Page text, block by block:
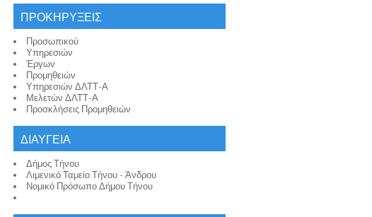
ΠΡΟΚΗΡΥΞΕΙΣ
Προσωπικού
Υπηρεσιών
Έργων
Προμηθειών
Υπηρεσιών ΔΛΤΤ-Α
Μελετών ΔΛΤΤ-Α
Προσκλήσεις Προμηθειών
ΔΙΑΥΓΕΙΑ
Δήμος Τήνου
Λιμενικό Ταμείο Τήνου - Άνδρου
Νομικό Πρόσωπο Δήμου Τήνου